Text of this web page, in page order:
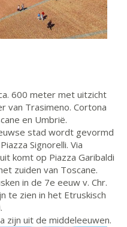
600 meter met uitzicht
van Trasimeno. Cortona
en Umbrië.
stad wordt gevormd
Signorelli. Via
komt op Piazza Garibaldi
zuiden van Toscane.
in de 7e eeuw v. Chr.
te zien in het Etruskisch
zijn uit de middeleeuwen.